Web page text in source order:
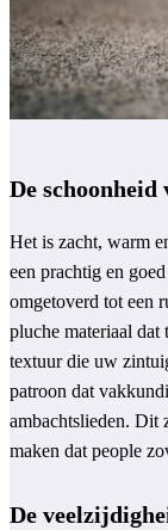
De
Het is zacht, warm
een prachtig en
omgetoverd tot een
pluche materiaal
textuur die uw
patroon dat
ambachtslieden. Dit
maken dat people
De